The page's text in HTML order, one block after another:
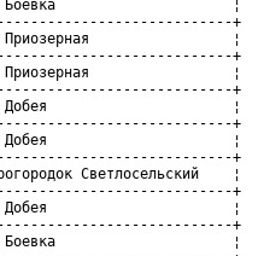
¦д. Боевка                     ¦
+
Приозерная                 ¦
+
¦д. Приозерная                 ¦
+
¦д. Добея                      ¦
+
¦д. Добея                      ¦
+
Светлосельский    ¦
+
¦д. Добея                      ¦
+
¦д. Боевка                     ¦